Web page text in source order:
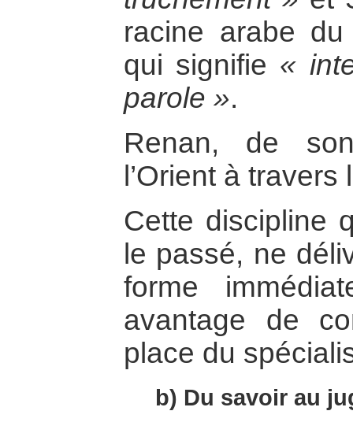
racine arabe
qui signifie «
parole ».
Renan, de
l’Orient à
Cette discipline
le passé, ne
forme
avantage de
place du
b) Du savoir au